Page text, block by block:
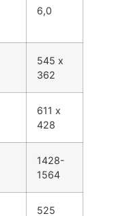
6,0
545 x
362
611 x
428
1428-
1564
525